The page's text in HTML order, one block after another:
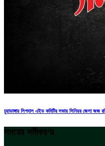
চুয়াডাঙ্গায় লিগ্যাল এইড কমিটির সভায় সিনিয়র জেলা জজ
সময়ের সমীকরণঃ